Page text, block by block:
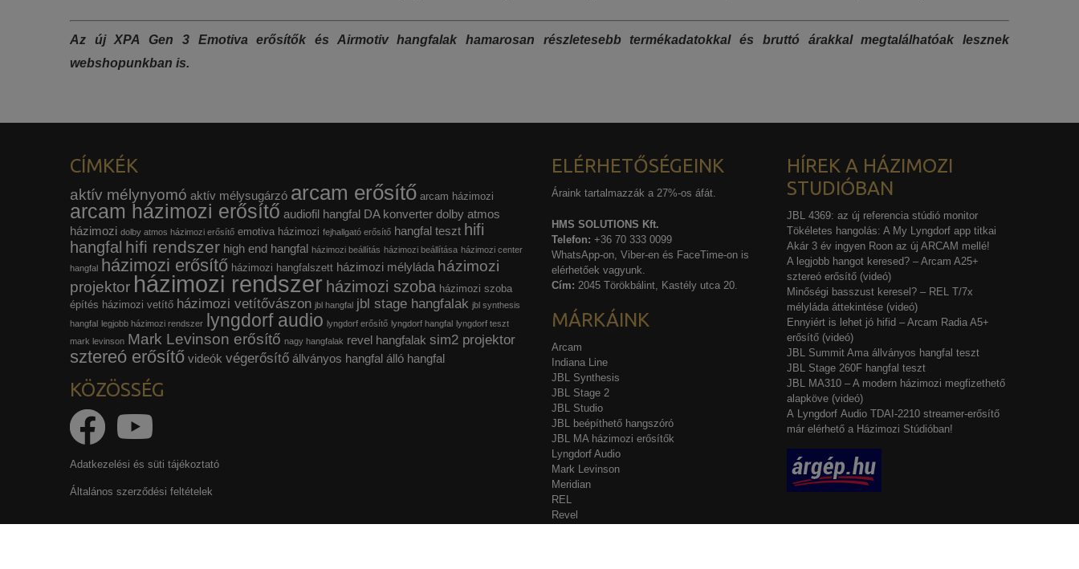
Az új XPA Gen 3 Emotiva erősítők és Airmotiv hangfalak hamarosan részletesebb termékadatokkal és bruttó árakkal megtalálhatóak lesznek
webshopunkban is.
CÍMKÉK
aktív mélynyomó aktív mélysugárzó arcam erősítő arcam házimozi
arcam házimozi erősítő audiofil hangfal DA konverter dolby atmos
házimozi dolby atmos házimozi erősítő emotiva házimozi fejhallgató erősítő hangfal teszt hifi
hangfal hifi rendszer high end hangfal házimozi beállítás házimozi beállítása házimozi center
hangfal házimozi erősítő házimozi hangfalszett házimozi mélyláda házimozi
projektor házimozi rendszer házimozi szoba házimozi szoba
építés házimozi vetítő házimozi vetítővászon jbl hangfal jbl stage hangfalak jbl synthesis
hangfal legjobb házimozi rendszer lyngdorf audio lyngdorf erősítő lyngdorf hangfal lyngdorf teszt
mark levinson Mark Levinson erősítő nagy hangfalak revel hangfalak sim2 projektor
sztereó erősítő videók végerősítő állványos hangfal álló hangfal
KÖZÖSSÉG
Adatkezelési és süti tájékoztató
Általános szerződési feltételek
ELÉRHETŐSÉGEINK
Áraink tartalmazzák a 27%-os áfát.
HMS SOLUTIONS Kft.
Telefon: +36 70 333 0099
WhatsApp-on, Viber-en és FaceTime-on is
elérhetőek vagyunk.
Cím: 2045 Törökbálint, Kastély utca 20.
MÁRKÁINK
Arcam
Indiana Line
JBL Synthesis
JBL Stage 2
JBL Studio
JBL beépíthető hangszóró
JBL MA házimozi erősítők
Lyngdorf Audio
Mark Levinson
Meridian
REL
Revel
HÍREK A HÁZIMOZI
STUDIÓBAN
JBL 4369: az új referencia stúdió monitor
Tökéletes hangolás: A My Lyngdorf app titkai
Akár 3 év ingyen Roon az új ARCAM mellé!
A legjobb hangot keresed? – Arcam A25+
sztereó erősítő (videó)
Minőségi basszust keresel? – REL T/7x
mélyláda áttekintése (videó)
Ennyiért is lehet jó hifid – Arcam Radia A5+
erősítő (videó)
JBL Summit Ama állványos hangfal teszt
JBL Stage 260F hangfal teszt
JBL MA310 – A modern házimozi megfizethető
alapköve (videó)
A Lyngdorf Audio TDAI-2210 streamer-erősítő
már elérhető a Házimozi Stúdióban!